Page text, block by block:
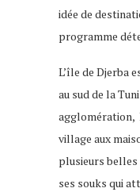
idée de
programme
L’île de Djerba
au sud de la
agglomération,
village aux
plusieurs
ses souks qui